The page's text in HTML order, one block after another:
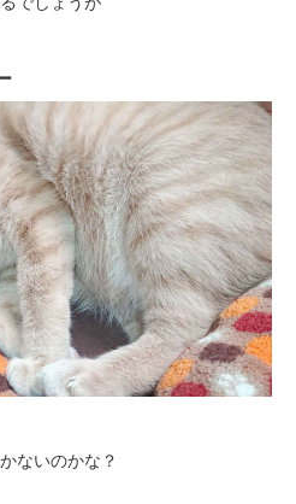
ないのかな？
閉じる
ウンロード済みの方
リで開く